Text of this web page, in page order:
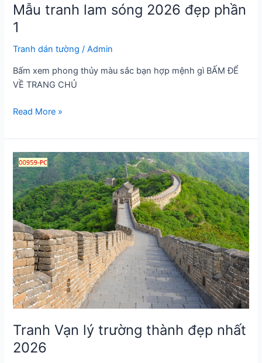
Mẫu tranh lam sóng 2026 đẹp phần
1
Tranh dán tường /Admin
Bấm xem phong thủy màu sắc bạn hợp mệnh gì BẤM ĐỂ
VỀ TRANG CHỦ
Mẫu
lam
sóng
2026
đẹp
phần
1
Read More »
Tranh Vạn lý trường thành đẹp nhất
2026